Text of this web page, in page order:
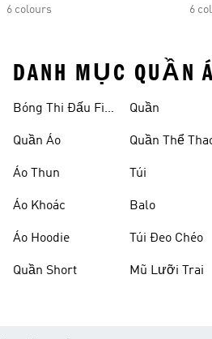
6 colours
6
DANH MỤC QUẦN
Bóng Thi Đấu Fifa
Quần Áo
Áo Thun
Áo Khoác
Áo Hoodie
Quần Short
Quần
Quần Thể
Túi
Balo
Túi Đeo Chéo
Mũ Lưỡi Trai